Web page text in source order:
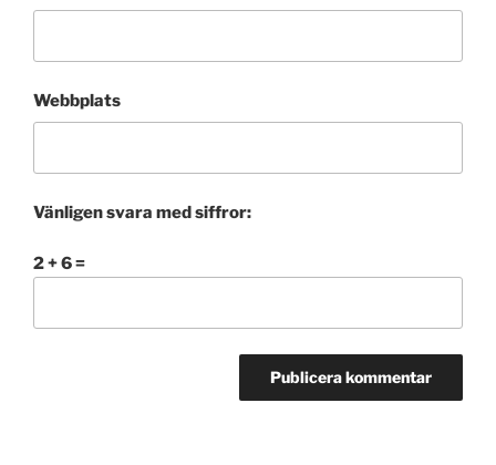
Webbplats
Vänligen svara med siffror:
2 + 6 =